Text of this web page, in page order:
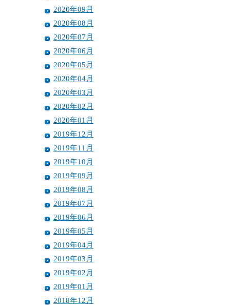
2020年09月
2020年08月
2020年07月
2020年06月
2020年05月
2020年04月
2020年03月
2020年02月
2020年01月
2019年12月
2019年11月
2019年10月
2019年09月
2019年08月
2019年07月
2019年06月
2019年05月
2019年04月
2019年03月
2019年02月
2019年01月
2018年12月